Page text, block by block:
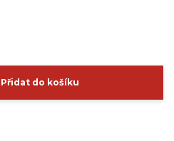
Přidat do košíku